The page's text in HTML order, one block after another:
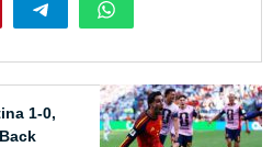
1-0,